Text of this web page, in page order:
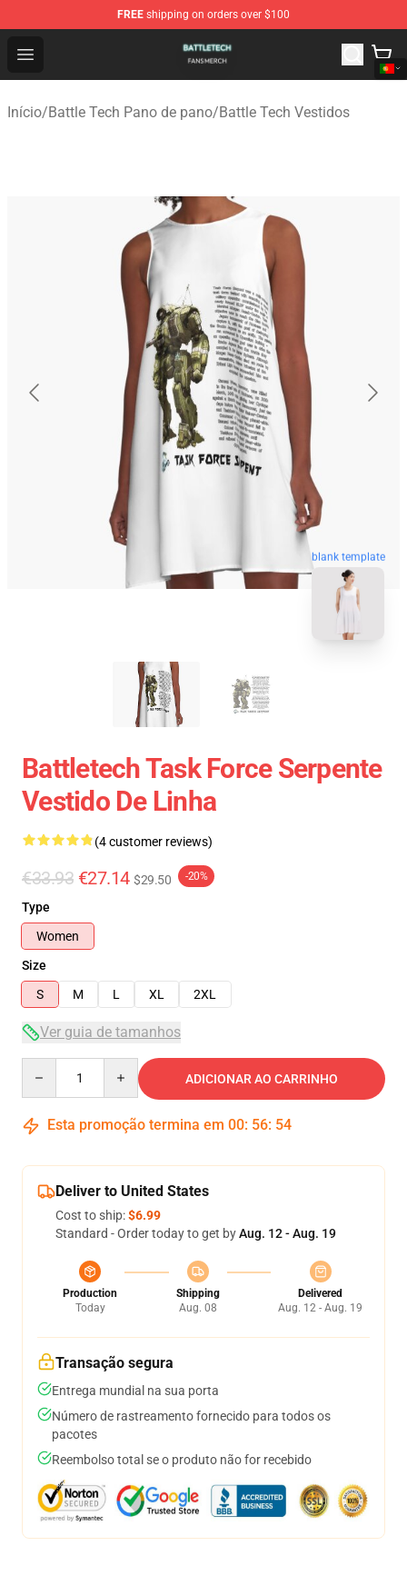
FREE shipping on orders over $100
Open menu
Battle Tech Shop - Official Battle Tech Merchandise Store
Início/Battle Tech Pano de pano/Battle Tech Vestidos
blank template
Battletech Task Force Serpente
Vestido De Linha
(4 customer reviews)
€33.93 €27.14 $29.50 -20%
Type
Women
Size
S
M L XL 2XL
Ver guia de tamanhos
ADICIONAR AO CARRINHO
Esta promoção termina em 00: 56: 53
Deliver to United States
Cost to ship:$6.99
Standard - Order today to get byAug. 12 - Aug. 19
Production
Today
Shipping
Aug. 08
Delivered
Aug. 12 - Aug. 19
Transação segura
Entrega mundial na sua porta
Número de rastreamento fornecido para todos os
pacotes
Reembolso total se o produto não for recebido